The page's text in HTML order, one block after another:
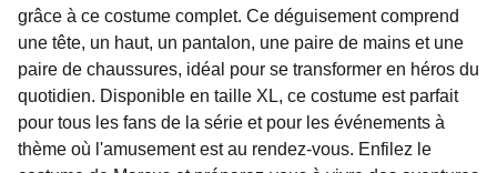
grâce à ce costume complet. Ce déguisement comprend
une tête, un haut, un pantalon, une paire de mains et une
paire de chaussures, idéal pour se transformer en héros du
quotidien. Disponible en taille XL, ce costume est parfait
pour tous les fans de la série et pour les événements à
thème où l'amusement est au rendez-vous. Enfilez le